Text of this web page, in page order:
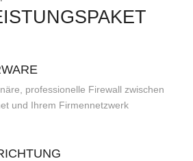
professionelle Firewall zwischen
und Ihrem Firmennetzwerk